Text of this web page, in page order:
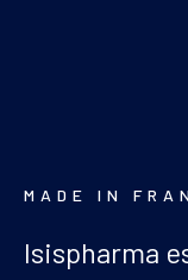
MADE IN
Isispharma